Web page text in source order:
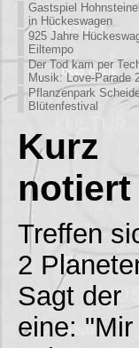
Gastspiel
in Hückeswagen
925 Jahre
Eiltempo
Der Tod kam per
Musik: Love-Parade
Pflanzenpark
Blütenfestival
Kurz
notiert
Treffen
2
Sagt der
eine: "Mir